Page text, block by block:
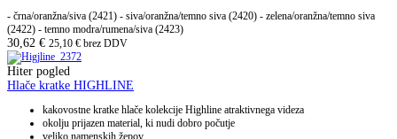
- črna/oranžna/siva (2421) - siva/oranžna/temno siva (2420) - zelena/oranžna/temno siva
(2422) - temno modra/rumena/siva (2423)
30,62 € 25,10 € brez DDV
Hiter pogled
Hlače kratke HIGHLINE
kakovostne kratke hlače kolekcije Highline atraktivnega videza
okolju prijazen material, ki nudi dobro počutje
veliko namenskih žepov